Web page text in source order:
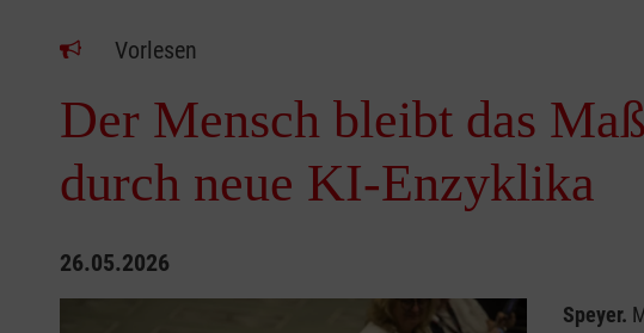
Vorlesen
Der Mensch bleibt das
durch neue KI-Enzyklika
26.05.2026
Speyer.